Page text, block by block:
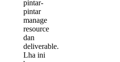
pintar-
pintar
manage
resource
dan
deliverable.
Lha ini